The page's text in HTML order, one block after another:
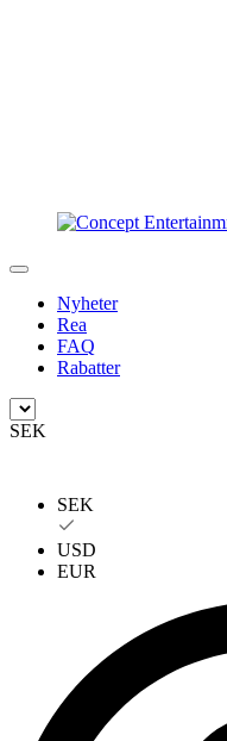
Nyheter
Rea
FAQ
Rabatter
SEK
SEK
USD
EUR